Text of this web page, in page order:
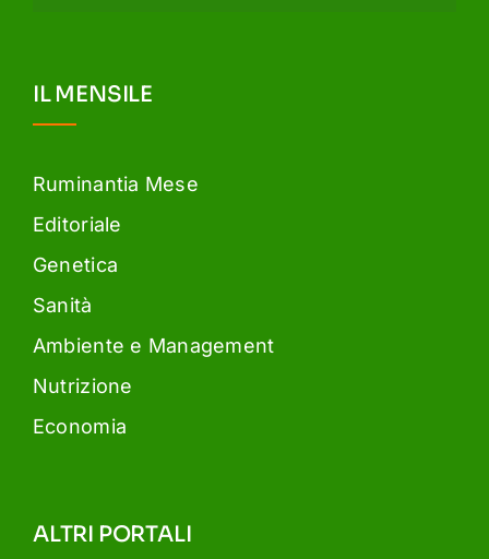
IL MENSILE
Ruminantia Mese
Editoriale
Genetica
Sanità
Ambiente e Management
Nutrizione
Economia
ALTRI PORTALI